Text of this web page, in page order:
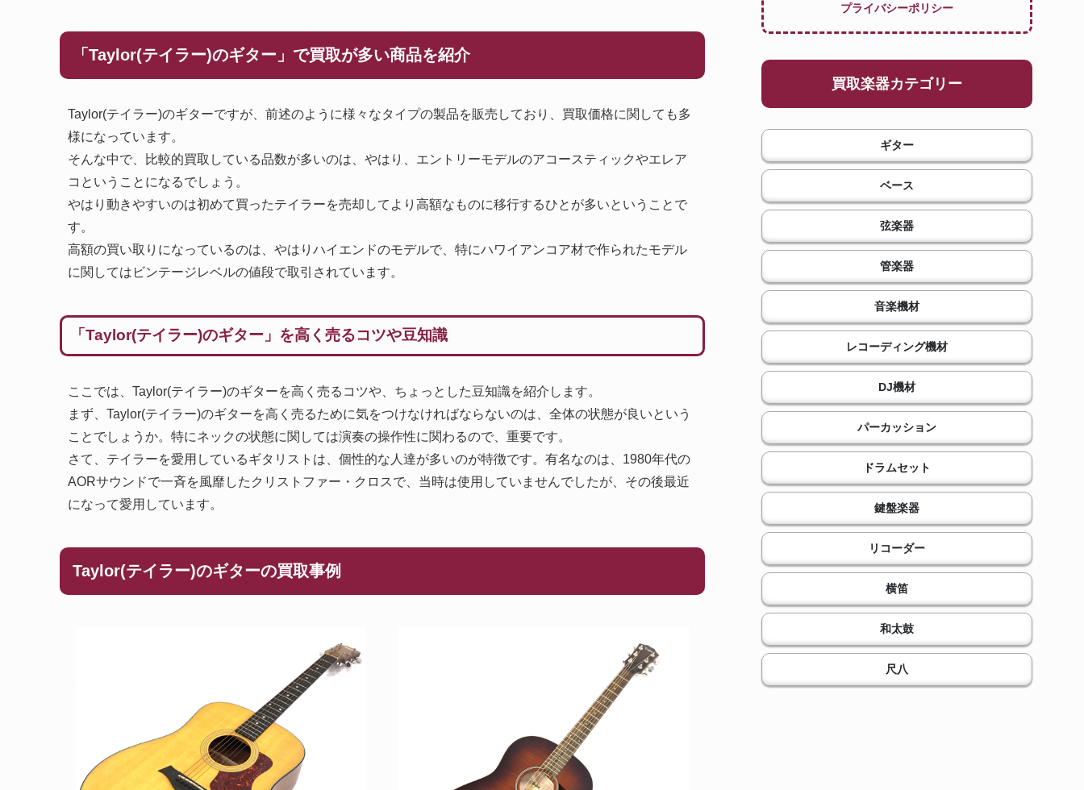
「Taylor(テイラー)のギター」で買取が多い商品を紹介
Taylor(テイラー)のギターですが、前述のように様々なタイプの製品を販売しており、買取価格に関しても多
様になっています。
そんな中で、比較的買取している品数が多いのは、やはり、エントリーモデルのアコースティックやエレア
コということになるでしょう。
やはり動きやすいのは初めて買ったテイラーを売却してより高額なものに移行するひとが多いということで
す。
高額の買い取りになっているのは、やはりハイエンドのモデルで、特にハワイアンコア材で作られたモデル
に関してはビンテージレベルの値段で取引されています。
「Taylor(テイラー)のギター」を高く売るコツや豆知識
ここでは、Taylor(テイラー)のギターを高く売るコツや、ちょっとした豆知識を紹介します。
まず、Taylor(テイラー)のギターを高く売るために気をつけなければならないのは、全体の状態が良いという
ことでしょうか。特にネックの状態に関しては演奏の操作性に関わるので、重要です。
さて、テイラーを愛用しているギタリストは、個性的な人達が多いのが特徴です。有名なのは、1980年代の
AORサウンドで一斉を風靡したクリストファー・クロスで、当時は使用していませんでしたが、その後最近
になって愛用しています。
Taylor(テイラー)のギターの買取事例
プライバシーポリシー
買取楽器カテゴリー
ギター
ベース
弦楽器
管楽器
音楽機材
レコーディング機材
DJ機材
パーカッション
ドラムセット
鍵盤楽器
リコーダー
横笛
和太鼓
尺八